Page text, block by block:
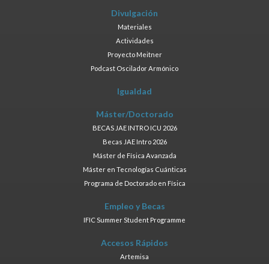
Divulgación
Materiales
Actividades
Proyecto Meitner
Podcast Oscilador Armónico
Igualdad
Máster/Doctorado
BECAS JAE INTRO ICU 2026
Becas JAE Intro 2026
Máster de Física Avanzada
Máster en Tecnologías Cuánticas
Programa de Doctorado en Física
Empleo y Becas
IFIC Summer Student Programme
Accesos Rápidos
Artemisa